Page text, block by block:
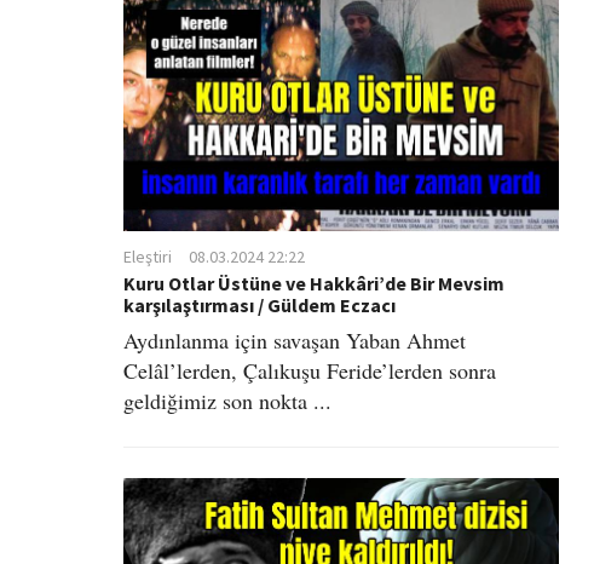
Eleştiri 08.03.2024 22:22
Kuru Otlar Üstüne ve Hakkâri’de Bir Mevsim
karşılaştırması / Güldem Eczacı
Aydınlanma için savaşan Yaban Ahmet
Celâl’lerden, Çalıkuşu Feride’lerden sonra
geldiğimiz son nokta ...